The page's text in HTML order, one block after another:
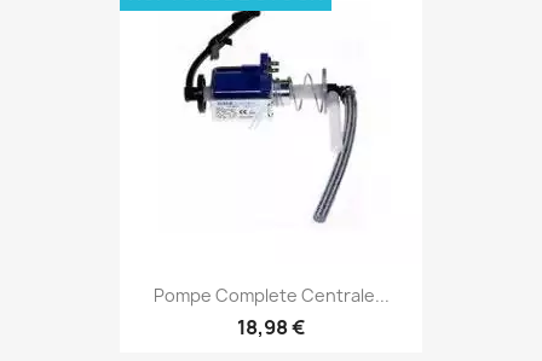
Pompe Complete Centrale...
18,98 €